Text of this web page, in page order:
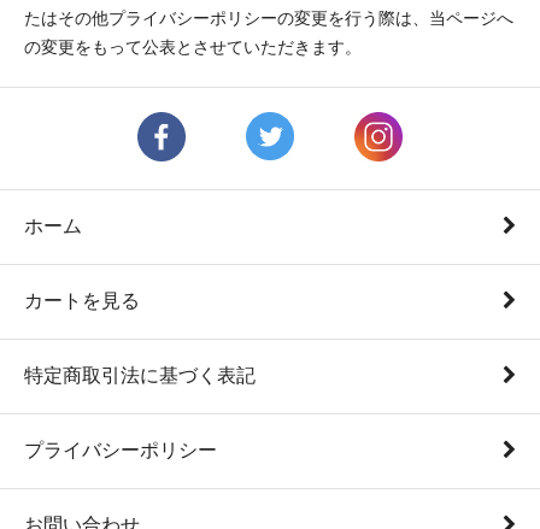
たはその他プライバシーポリシーの変更を行う際は、当ページへ
の変更をもって公表とさせていただきます。
ホーム
カートを見る
特定商取引法に基づく表記
プライバシーポリシー
お問い合わせ